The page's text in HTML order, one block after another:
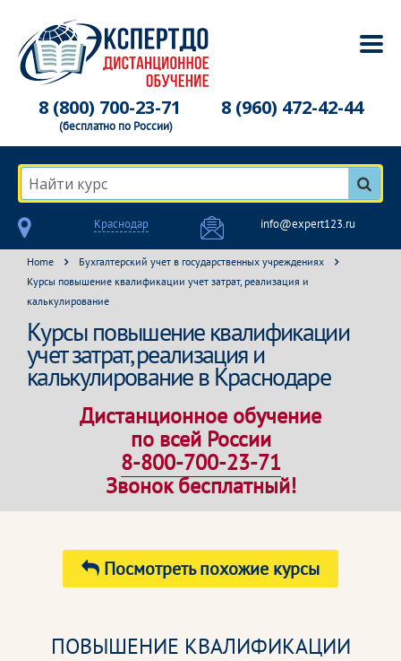
8 (800) 700-23-71
(бесплатно по России)
8 (960) 472-42-44
Найти курс
Краснодар info@expert123.ru
Home
Бухгалтерский учет в государственных учреждениях
Курсы повышение квалификации учет затрат, реализация и
калькулирование
Курсы повышение квалификации
учет затрат, реализация и
калькулирование в Краснодаре
Дистанционное обучение
по всей России
8-800-700-23-71
Звонок бесплатный!
Посмотреть похожие курсы
ПОВЫШЕНИЕ КВАЛИФИКАЦИИ